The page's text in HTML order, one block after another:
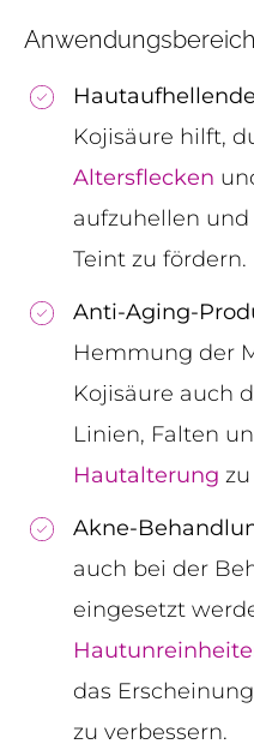
Kojisäure hilft,
Altersflecken
aufzuhellen
Teint zu fördern.
Anti-Aging-
Hemmung der
Kojisäure auch
Linien, Falten
Hautalterung
Akne-
auch bei der
eingesetzt
das
zu verbessern.